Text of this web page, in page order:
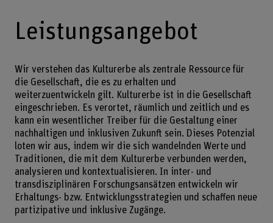
Leistungsangebot
Wir verstehen das Kulturerbe als zentrale Ressource für
die Gesellschaft, die es zu erhalten und
weiterzuentwickeln gilt. Kulturerbe ist in die Gesellschaft
eingeschrieben. Es verortet, räumlich und zeitlich und es
kann ein wesentlicher Treiber für die Gestaltung einer
nachhaltigen und inklusiven Zukunft sein. Dieses Potenzial
loten wir aus, indem wir die sich wandelnden Werte und
Traditionen, die mit dem Kulturerbe verbunden werden,
analysieren und kontextualisieren. In inter- und
transdisziplinären Forschungsansätzen entwickeln wir
Erhaltungs- bzw. Entwicklungsstrategien und schaffen neue
partizipative und inklusive Zugänge.